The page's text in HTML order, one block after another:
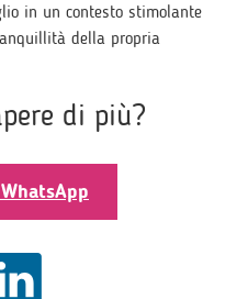
in un contesto stimolante
della propria
di più?